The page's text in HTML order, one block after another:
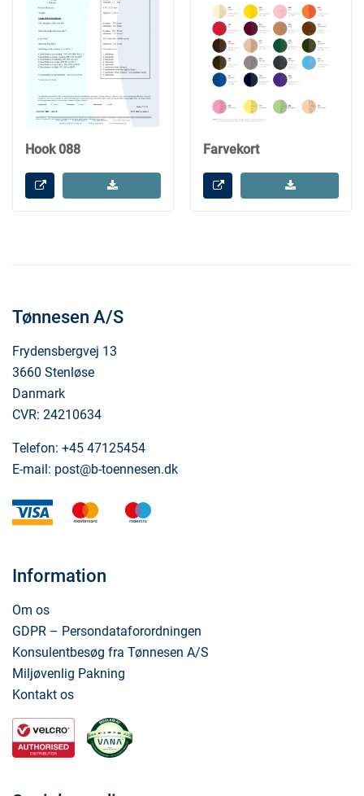
Hook 088 Farvekort
Tønnesen A/S
Frydensbergvej 13
3660 Stenløse
Danmark
CVR: 24210634
Telefon: +45 47125454
E-mail: post@b-toennesen.dk
visa mastercard
Information
Om os
GDPR – Persondataforordningen
Konsulentbesøg fra Tønnesen A/S
Miljøvenlig Pakning
Kontakt os